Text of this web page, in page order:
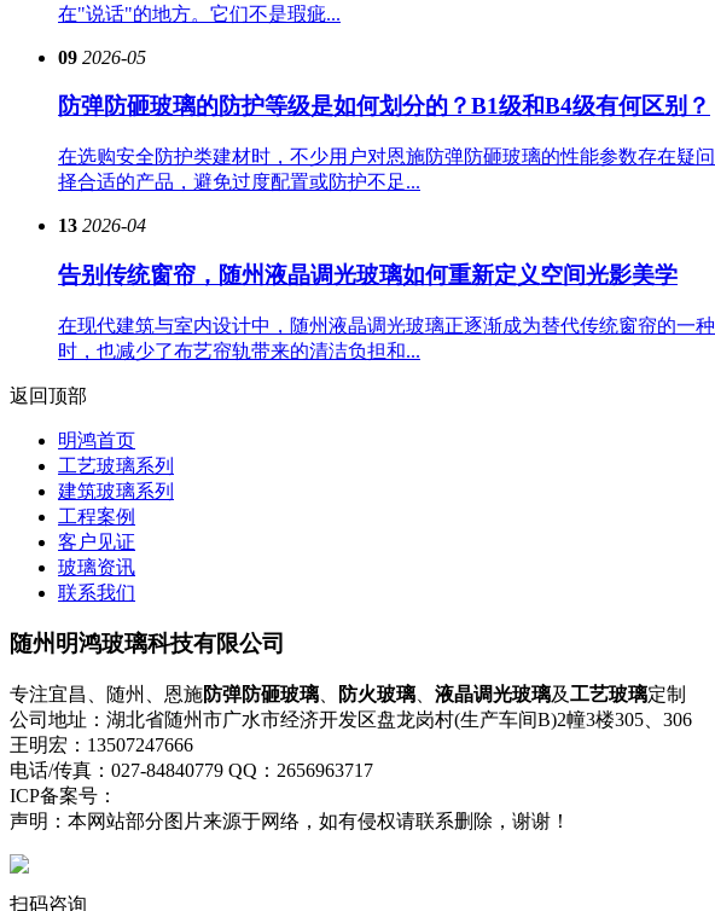
在"说话"的地方。它们不是瑕疵...
09 2026-05
防弹防砸玻璃的防护等级是如何划分的？B1级和B4级有何区别？
在选购安全防护类建材时，不少用户对恩施防弹防砸玻璃的性能参数存在疑
择合适的产品，避免过度配置或防护不足...
13 2026-04
告别传统窗帘，随州液晶调光玻璃如何重新定义空间光影美学
在现代建筑与室内设计中，随州液晶调光玻璃正逐渐成为替代传统窗帘的一
时，也减少了布艺帘轨带来的清洁负担和...
返回顶部
明鸿首页
工艺玻璃系列
建筑玻璃系列
工程案例
客户见证
玻璃资讯
联系我们
随州明鸿玻璃科技有限公司
专注宜昌、随州、恩施防弹防砸玻璃 防火玻璃 液晶调光玻璃及工艺玻璃定制
公司地址：湖北省随州市广水市经济开发区盘龙岗村(生产车间B)2幢3楼305、306
王明宏：13507247666
电话/传真：027-84840779 QQ：2656963717
ICP备案号：
声明：本网站部分图片来源于网络，如有侵权请联系删除，谢谢！
扫码咨询